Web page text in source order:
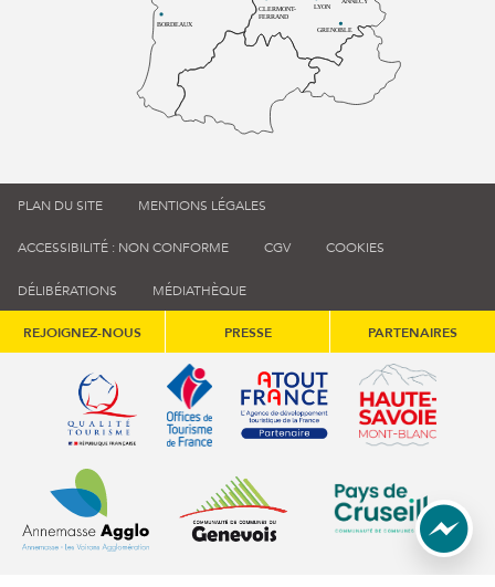
BORDEAUX
CLERMONT-
FERRAND
LYON
GRENOBLE
PLAN DU SITE MENTIONS LÉGALES
ACCESSIBILITÉ : NON CONFORME CGV COOKIES
DÉLIBÉRATIONS MÉDIATHÈQUE
REJOIGNEZ-NOUS PRESSE PARTENAIRES
Qualité tourisme (s'ouvre dans une nouvelle fenêtre)
Office de tourisme de France (s'ouvre
Atout France (s'ouvre dans
Annemasse Agglo (s'ouvre dans une nouvelle fenêtre)
Communauté de communes du
Communauté de